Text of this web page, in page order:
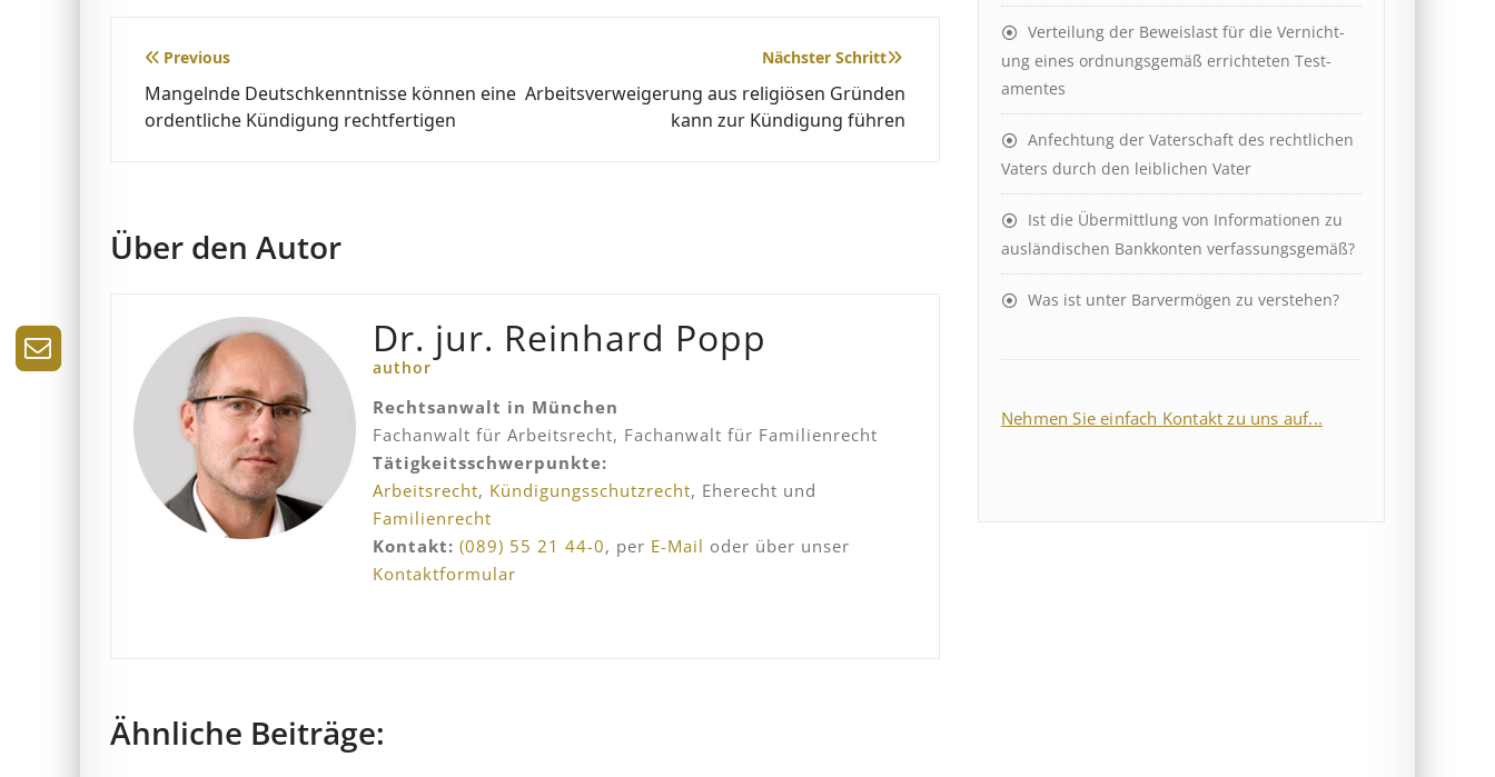
Beitragsnavigation
Previous
Mangelnde Deutschkenntnisse können eine
ordentliche Kündigung rechtfertigen
Nächster Schritt
Arbeitsverweigerung aus religiösen Gründen
kann zur Kündigung führen
Über den Autor
Dr. jur. Reinhard Popp
author
Rechtsanwalt in München
Fachanwalt für Arbeitsrecht, Fachanwalt für Familienrecht
Tätigkeitsschwerpunkte:
Arbeitsrecht, Kündigungsschutzrecht, Eherecht und
Familienrecht
Kontakt: (089) 55 21 44-0, per E-Mail oder über unser
Kontaktformular
Ähnliche Beiträge:
Ver­teil­ung der Be­weis­last für die Ver­nicht­
ung eines ord­nungs­ge­mäß er­richt­et­en Test­
ament­es
Anfechtung der Vaterschaft des rechtlichen
Vaters durch den leiblichen Vater
Ist die Über­mitt­lung von In­for­mat­ion­en zu
aus­länd­isch­en Bank­kont­en ver­fass­ungs­ge­mäß?
Was ist unter Barvermögen zu verstehen?
Nehmen Sie einfach Kontakt zu uns auf...